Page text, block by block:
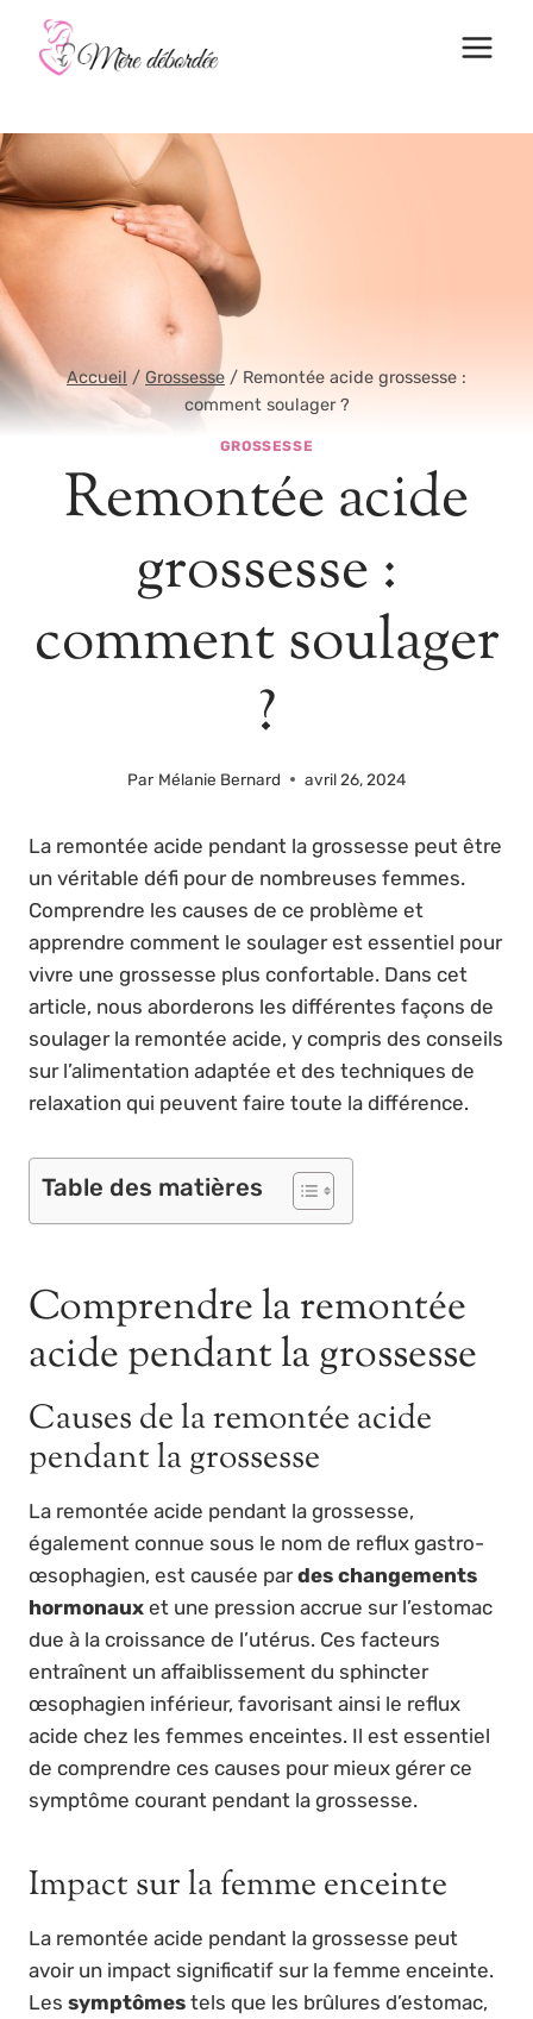
contenu
Accueil / Grossesse / Remontée acide grossesse :
comment soulager ?
GROSSESSE
Remontée acide
grossesse :
comment soulager
?
Par Mélanie Bernard avril 26, 2024
La remontée acide pendant la grossesse peut être
un véritable défi pour de nombreuses femmes.
Comprendre les causes de ce problème et
apprendre comment le soulager est essentiel pour
vivre une grossesse plus confortable. Dans cet
article, nous aborderons les différentes façons de
soulager la remontée acide, y compris des conseils
sur l’alimentation adaptée et des techniques de
relaxation qui peuvent faire toute la différence.
Table des matières
Comprendre la remontée
acide pendant la grossesse
Causes de la remontée acide
pendant la grossesse
La remontée acide pendant la grossesse,
également connue sous le nom de reflux gastro-
œsophagien, est causée pardes changements
hormonaux et une pression accrue sur l’estomac
due à la croissance de l’utérus. Ces facteurs
entraînent un affaiblissement du sphincter
œsophagien inférieur, favorisant ainsi le reflux
acide chez les femmes enceintes. Il est essentiel
de comprendre ces causes pour mieux gérer ce
symptôme courant pendant la grossesse.
Impact sur la femme enceinte
La remontée acide pendant la grossesse peut
avoir un impact significatif sur la femme enceinte.
Les symptômes tels que les brûlures d’estomac,